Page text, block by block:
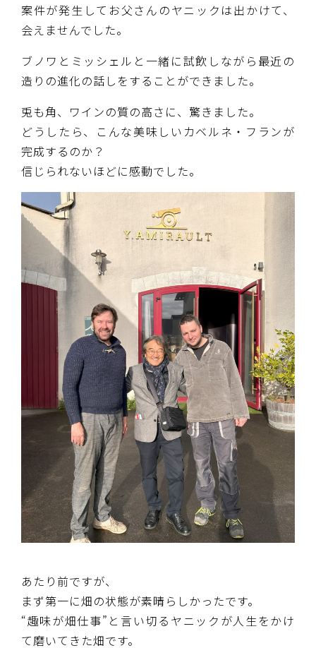
案件が発生してお父さんのヤニックは出かけて、
会えませんでした。
ブノワとミッシェルと一緒に試飲しながら最近の
造りの進化の話しをすることができました。
兎も角、ワインの質の高さに、驚きました。
どうしたら、こんな美味しいカベルネ・フランが
完成するのか？
信じられないほどに感動でした。
あたり前ですが、
まず第一に畑の状態が素晴らしかったです。
“趣味が畑仕事”と言い切るヤニックが人生をかけ
て磨いてきた畑です。